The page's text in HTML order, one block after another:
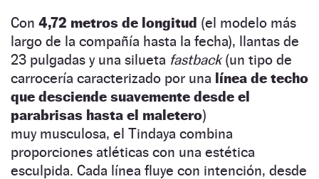
Con 4,72 metros de longitud (el modelo más
largo de la compañía hasta la fecha), llantas de
23 pulgadas y una silueta fastback(un tipo de
carrocería caracterizado por una línea de techo
que desciende suavemente desde el
parabrisas hasta el maletero)
muy musculosa, el Tindaya combina
proporciones atléticas con una estética
esculpida. Cada línea fluye con intención, desde